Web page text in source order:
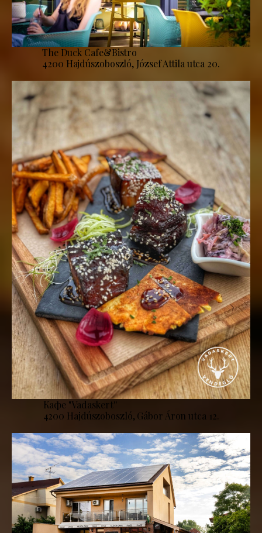
The Duck Cafe&Bistro
4200 Hajdúszoboszló, József Attila utca 20.
Кафе "Vadaskert''
4200 Hajdúszoboszló, Gábor Áron utca 12.